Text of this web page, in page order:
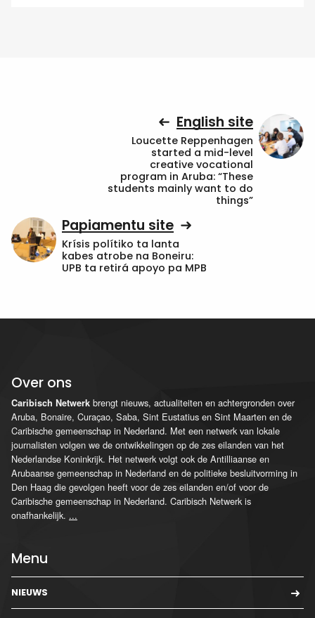
English site
Loucette Reppenhagen
started a mid-level
creative vocational
program in Aruba: “These
students mainly want to do
things”
Papiamentu site
Krísis polítiko ta lanta
kabes atrobe na Boneiru:
UPB ta retirá apoyo pa MPB
Over ons
Caribisch Netwerk brengt nieuws, actualiteiten en achtergronden over
Aruba, Bonaire, Curaçao, Saba, Sint Eustatius en Sint Maarten en de
Caribische gemeenschap in Nederland. Met een netwerk van lokale
journalisten volgen we de ontwikkelingen op de zes eilanden van het
Nederlandse Koninkrijk. Het netwerk volgt ook de Antilliaanse en
Arubaanse gemeenschap in Nederland en de politieke besluitvorming in
Den Haag die gevolgen heeft voor de zes eilanden en/of voor de
Caribische gemeenschap in Nederland. Caribisch Netwerk is
onafhankelijk. ...
Menu
NIEUWS